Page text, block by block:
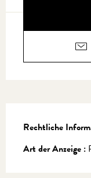
Rechtliche
Rechtliche
Art der Anzeige :